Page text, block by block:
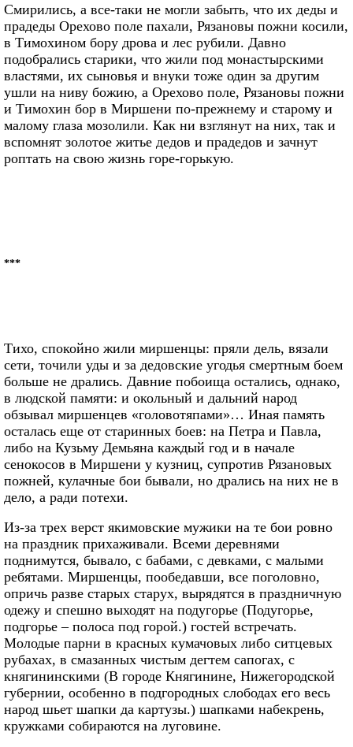
Смирились, а все-таки не могли забыть, что их деды и
прадеды Орехово поле пахали, Рязановы пожни косили,
в Тимохином бору дрова и лес рубили. Давно
подобрались старики, что жили под монастырскими
властями, их сыновья и внуки тоже один за другим
ушли на ниву божию, а Орехово поле, Рязановы пожни
и Тимохин бор в Миршени по-прежнему и старому и
малому глаза мозолили. Как ни взглянут на них, так и
вспомнят золотое житье дедов и прадедов и зачнут
роптать на свою жизнь горе-горькую.
***
Тихо, спокойно жили миршенцы: пряли дель, вязали
сети, точили уды и за дедовские угодья смертным боем
больше не дрались. Давние побоища остались, однако,
в людской памяти: и окольный и дальний народ
обзывал миршенцев «головотяпами»… Иная память
осталась еще от старинных боев: на Петра и Павла,
либо на Кузьму Демьяна каждый год и в начале
сенокосов в Миршени у кузниц, супротив Рязановых
пожней, кулачные бои бывали, но дрались на них не в
дело, а ради потехи.
Из-за трех верст якимовские мужики на те бои ровно
на праздник прихаживали. Всеми деревнями
поднимутся, бывало, с бабами, с девками, с малыми
ребятами. Миршенцы, пообедавши, все поголовно,
опричь разве старых старух, вырядятся в праздничную
одежу и спешно выходят на подугорье (Подугорье,
подгорье – полоса под горой.) гостей встречать.
Молодые парни в красных кумачовых либо ситцевых
рубахах, в смазанных чистым дегтем сапогах, с
княгининскими (В городе Княгинине, Нижегородской
губернии, особенно в подгородных слободах его весь
народ шьет шапки да картузы.) шапками набекрень,
кружками собираются на луговине.